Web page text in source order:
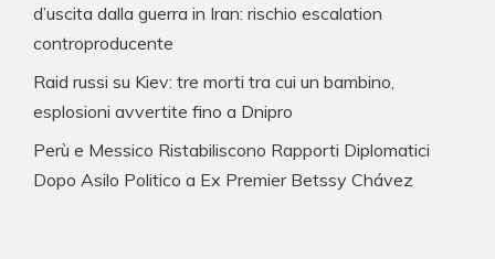
d’uscita dalla guerra in Iran: rischio escalation
controproducente
Raid russi su Kiev: tre morti tra cui un bambino,
esplosioni avvertite fino a Dnipro
Perù e Messico Ristabiliscono Rapporti Diplomatici
Dopo Asilo Politico a Ex Premier Betssy Chávez